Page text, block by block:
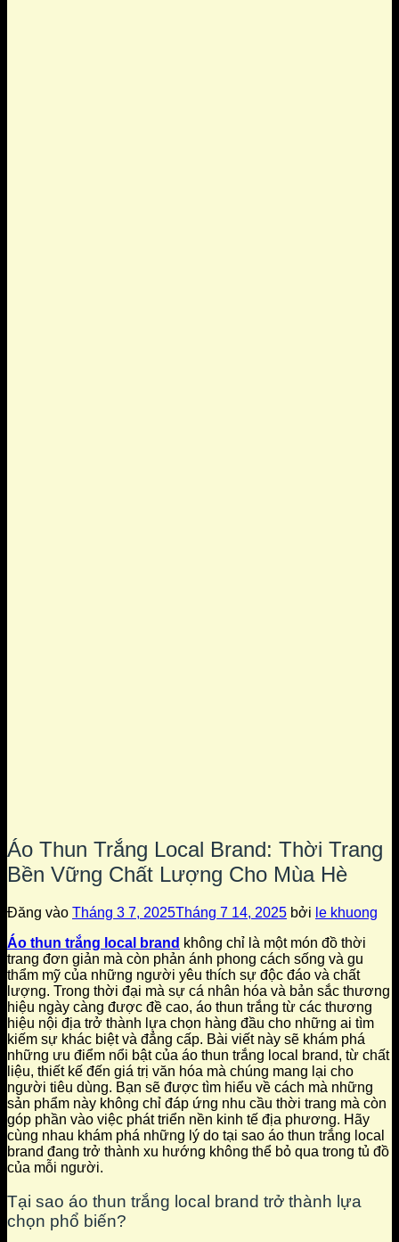
Áo Thun Trắng Local Brand: Thời Trang
Bền Vững Chất Lượng Cho Mùa Hè
Đăng vào Tháng 3 7, 2025Tháng 7 14, 2025 bởi le khuong
Áo thun trắng local brand không chỉ là một món đồ thời
trang đơn giản mà còn phản ánh phong cách sống và gu
thẩm mỹ của những người yêu thích sự độc đáo và chất
lượng. Trong thời đại mà sự cá nhân hóa và bản sắc thương
hiệu ngày càng được đề cao, áo thun trắng từ các thương
hiệu nội địa trở thành lựa chọn hàng đầu cho những ai tìm
kiếm sự khác biệt và đẳng cấp. Bài viết này sẽ khám phá
những ưu điểm nổi bật của áo thun trắng local brand, từ chất
liệu, thiết kế đến giá trị văn hóa mà chúng mang lại cho
người tiêu dùng. Bạn sẽ được tìm hiểu về cách mà những
sản phẩm này không chỉ đáp ứng nhu cầu thời trang mà còn
góp phần vào việc phát triển nền kinh tế địa phương. Hãy
cùng nhau khám phá những lý do tại sao áo thun trắng local
brand đang trở thành xu hướng không thể bỏ qua trong tủ đồ
của mỗi người.
Tại sao áo thun trắng local brand trở thành lựa
chọn phổ biến?